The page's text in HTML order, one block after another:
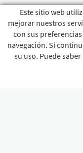
Este sitio web
mejorar nuestros
con sus
navegación. Si
su uso. Puede